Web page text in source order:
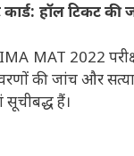
हॉल टिकट की
MAT 2022
की जांच और
हैं।